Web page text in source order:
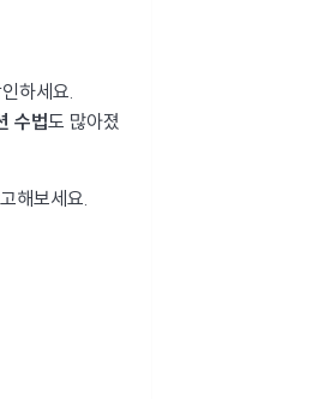
하세요.
수법도 많아졌
해보세요.